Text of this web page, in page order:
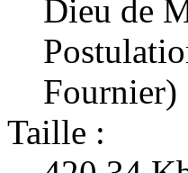
Dieu de
Fournier)
Taille :